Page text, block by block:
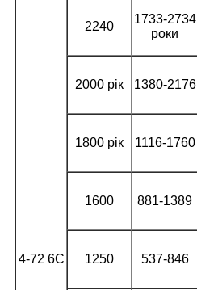
4-72 6C
2240
1733-2734
роки
2000 рік 1380-2176
1800 рік 1116-1760
1600 881-1389
1250 537-846